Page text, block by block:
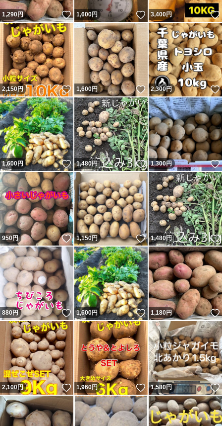
1,290円 いいね！
1,600円 いいね！
3,400円
2,150円 いいね！
1,600円 いいね！
2,300円
1,600円 いいね！
1,480円 いいね！
1,300円
950円 いいね！
1,150円 いいね！
1,480円
880円 いいね！
1,600円 いいね！
1,180円
2,100円 いいね！
1,960円 いいね！
1,580円